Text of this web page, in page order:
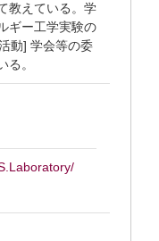
教えている。学
ギー工学実験の
動] 学会等の委
る。